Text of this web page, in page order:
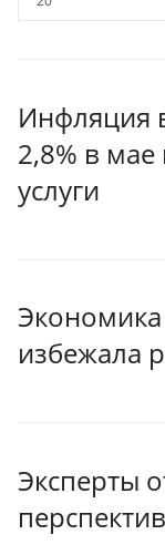
Инфляция
2,8% в
услуги
избежала
Эксперты